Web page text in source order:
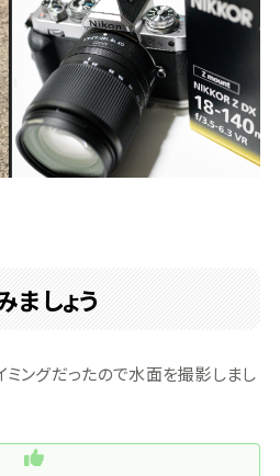
ましょう
ミングだったので水面を撮影しまし